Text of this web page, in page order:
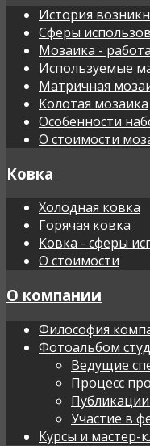
История
Сферы
Мозаика -
Используемые
Матричная
Колотая мозаика
Особенности
О стоимости
Ковка
Холодная ковка
Горячая ковка
Ковка - сферы
О стоимости
О компании
Философия
Фотоальбом
Ведущие
Процесс
Участие в
Курсы и мастер-